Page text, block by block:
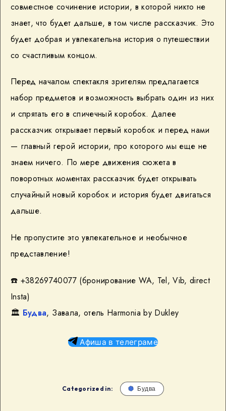
совместное сочинение истории, в которой никто не
знает, что будет дальше, в том числе рассказчик. Это
будет добрая и увлекательна история о путешествии
со счастливым концом.
Перед началом спектакля зрителям предлагается
набор предметов и возможность выбрать один из них
и спрятать его в спичечный коробок. Далее
рассказчик открывает первый коробок и перед нами
— главный герой истории, про которого мы еще не
знаем ничего. По мере движения сюжета в
поворотных моментах рассказчик будет открывать
случайный новый коробок и история будет двигаться
дальше.
Не пропустите это увлекательное и необычное
представление!
☎️ +38269740077 (бронирование WA, Tel, Vib, direct
Insta)
🏛️ Будва, Завала, отель Harmonia by Dukley
Афиша в телеграме
Categorized in: Будва